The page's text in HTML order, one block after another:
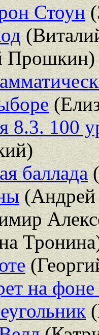
Стоун
Прошкин)
8.3. 100
баллада
на